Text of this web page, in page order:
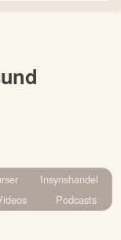
Insynshandel
Podcasts